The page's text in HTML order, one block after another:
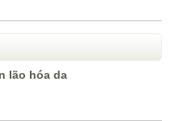
lão hóa da